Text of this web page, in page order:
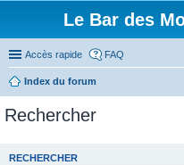
Le Bar des
Accès rapide FAQ
Index du forum
Rechercher
RECHERCHER